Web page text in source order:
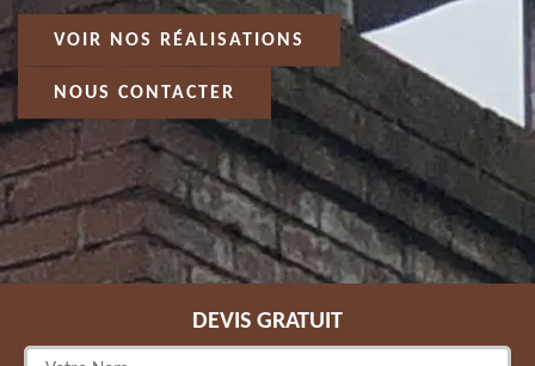
VOIR NOS RÉALISATIONS
NOUS CONTACTER
DEVIS GRATUIT